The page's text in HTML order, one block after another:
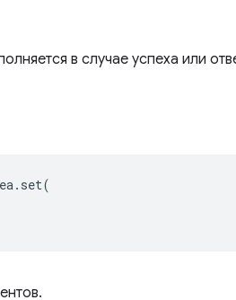
в случае успеха или
. set(